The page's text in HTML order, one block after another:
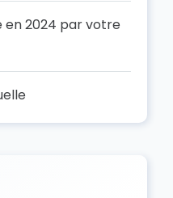
en 2024 par votre